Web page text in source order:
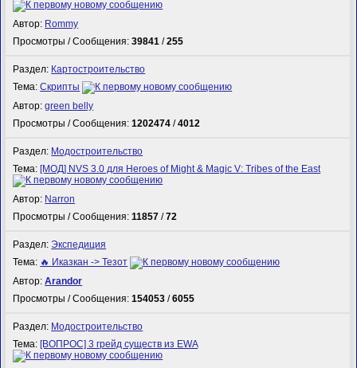
Автор: Rommy
Просмотры / Сообщения:39841 /255
Раздел: Картостроительство
Тема:Скрипты
Автор:green belly
Просмотры / Сообщения:1202474 /4012
Раздел: Модостроительство
Тема: [МОД] NVS 3.0 для Heroes of Might & Magic V: Tribes of the East
Автор: Narron
Просмотры / Сообщения:11857 /72
Раздел:Экспедиция
Тема: 🔥 Иказкан -> Тезот
Автор:Arandor
Просмотры / Сообщения:154053 /6055
Раздел: Модостроительство
Тема: [ВОПРОС] 3 грейд существ из EWA